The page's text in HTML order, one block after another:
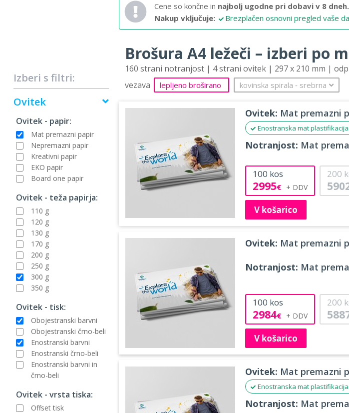
Izberi s filtri:
Ovitek
Ovitek - papir:
Mat premazni papir
Nepremazni papir
Kreativni papir
EKO papir
Board one papir
Ovitek - teža papirja:
110 g
120 g
130 g
170 g
200 g
250 g
300 g
350 g
Ovitek - tisk:
Obojestranski barvni
Obojestranski črno-beli
Enostranski barvni
Enostranski črno-beli
Enostranski barvni in
črno-beli
Ovitek - vrsta tiska:
Offset tisk
Cene so končne in najbolj ugodne pri dobavi v 8 dneh.
Nakup vključuje:
Brezplačen osnovni pregled vaše
Brošura A4 ležeči – izberi po
160 strani notranjost | 4 strani ovitek | 297 x 210 mm |
vezava
lepljeno broširano kovinska spirala ‐ srebrna
Ovitek: Mat premazni
Enostranska mat
Notranjost: Mat
100 kos
2995€
200
V košarico
Ovitek: Mat premazni
Notranjost: Mat
100 kos
2984€
200
V košarico
Ovitek: Mat premazni
Enostranska mat
Notranjost: Mat